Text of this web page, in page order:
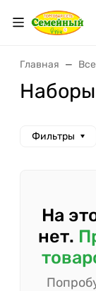
Главная
Фильтры
На
нет.